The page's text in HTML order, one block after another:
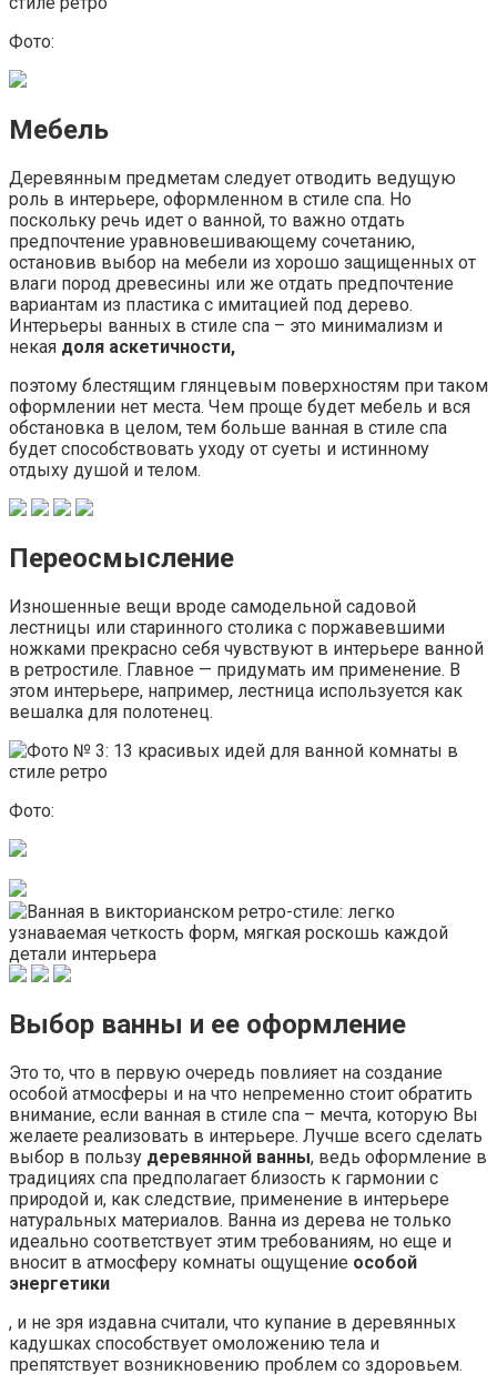
Фото:
Мебель
Деревянным предметам следует отводить ведущую
роль в интерьере, оформленном в стиле спа. Но
поскольку речь идет о ванной, то важно отдать
предпочтение уравновешивающему сочетанию,
остановив выбор на мебели из хорошо защищенных от
влаги пород древесины или же отдать предпочтение
вариантам из пластика с имитацией под дерево.
Интерьеры ванных в стиле спа – это минимализм и
некая доля аскетичности,
поэтому блестящим глянцевым поверхностям при таком
оформлении нет места. Чем проще будет мебель и вся
обстановка в целом, тем больше ванная в стиле спа
будет способствовать уходу от суеты и истинному
отдыху душой и телом.
Переосмысление
Изношенные вещи вроде самодельной садовой
лестницы или старинного столика с поржавевшими
ножками прекрасно себя чувствуют в интерьере ванной
в ретростиле. Главное — придумать им применение. В
этом интерьере, например, лестница используется как
вешалка для полотенец.
Фото:
Выбор ванны и ее оформление
Это то, что в первую очередь повлияет на создание
особой атмосферы и на что непременно стоит обратить
внимание, если ванная в стиле спа – мечта, которую Вы
желаете реализовать в интерьере. Лучше всего сделать
выбор в пользу деревянной ванны, ведь оформление в
традициях спа предполагает близость к гармонии с
природой и, как следствие, применение в интерьере
натуральных материалов. Ванна из дерева не только
идеально соответствует этим требованиям, но еще и
вносит в атмосферу комнаты ощущение особой
энергетики
, и не зря издавна считали, что купание в деревянных
кадушках способствует омоложению тела и
препятствует возникновению проблем со здоровьем.